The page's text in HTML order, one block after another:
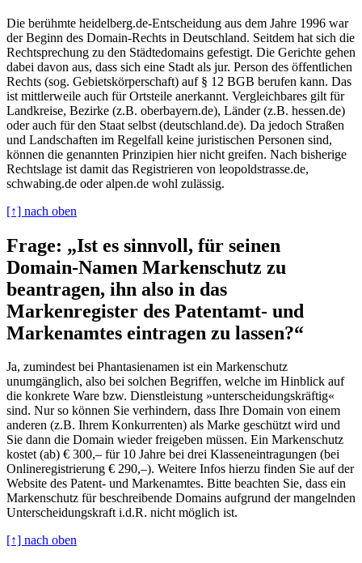
Die berühmte heidelberg.de-Entscheidung aus dem Jahre 1996 war
der Beginn des Domain-Rechts in Deutschland. Seitdem hat sich die
Rechtsprechung zu den Städtedomains gefestigt. Die Gerichte gehen
dabei davon aus, dass sich eine Stadt als jur. Person des öffentlichen
Rechts (sog. Gebietskörperschaft) auf § 12 BGB berufen kann. Das
ist mittlerweile auch für Ortsteile anerkannt. Vergleichbares gilt für
Landkreise, Bezirke (z.B. oberbayern.de), Länder (z.B. hessen.de)
oder auch für den Staat selbst (deutschland.de). Da jedoch Straßen
und Landschaften im Regelfall keine juristischen Personen sind,
können die genannten Prinzipien hier nicht greifen. Nach bisherige
Rechtslage ist damit das Registrieren von leopoldstrasse.de,
schwabing.de oder alpen.de wohl zulässig.
[↑] nach oben
Frage: „Ist es sinnvoll, für seinen
Domain-Namen Markenschutz zu
beantragen, ihn also in das
Markenregister des Patentamt- und
Markenamtes eintragen zu lassen?“
Ja, zumindest bei Phantasienamen ist ein Markenschutz
unumgänglich, also bei solchen Begriffen, welche im Hinblick auf
die konkrete Ware bzw. Dienstleistung »unterscheidungskräftig«
sind. Nur so können Sie verhindern, dass Ihre Domain von einem
anderen (z.B. Ihrem Konkurrenten) als Marke geschützt wird und
Sie dann die Domain wieder freigeben müssen. Ein Markenschutz
kostet (ab) € 300,– für 10 Jahre bei drei Klasseneintragungen (bei
Onlineregistrierung € 290,–). Weitere Infos hierzu finden Sie auf der
Website des Patent- und Markenamtes. Bitte beachten Sie, dass ein
Markenschutz für beschreibende Domains aufgrund der mangelnden
Unterscheidungskraft i.d.R. nicht möglich ist.
[↑] nach oben